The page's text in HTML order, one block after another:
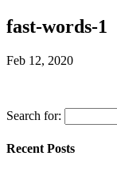
fast-words-1
Feb 12, 2020
Search for:
Recent Posts